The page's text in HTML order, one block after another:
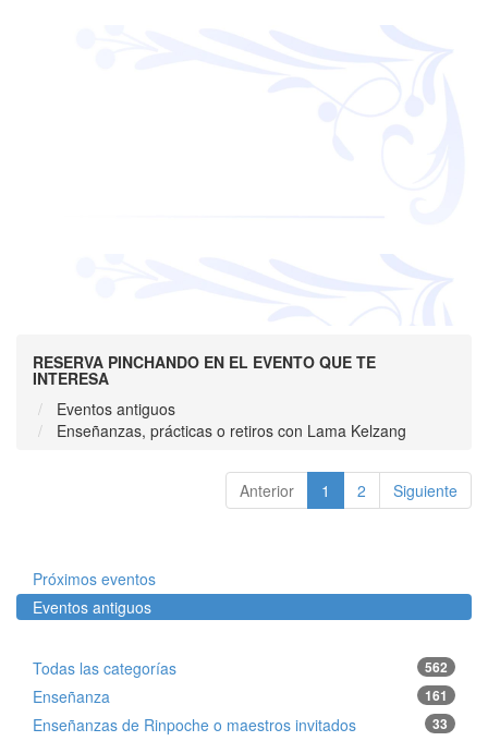
RESERVA PINCHANDO EN EL EVENTO QUE TE
INTERESA
Eventos antiguos
Enseñanzas, prácticas o retiros con Lama Kelzang
Anterior 1 2 Siguiente
Próximos eventos
Eventos antiguos
Todas las categorías 562
Enseñanza 161
Enseñanzas de Rinpoche o maestros invitados 33